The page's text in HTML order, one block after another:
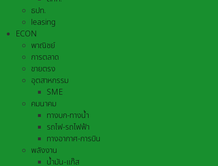
ธปท.
leasing
ECON
พาณิชย์
การตลาด
ขายตรง
อุตสาหกรรม
SME
คมนาคม
ทางบก-ทางน้ำ
รถไฟ-รถไฟฟ้า
ทางอากาศ-การบิน
พลังงาน
น้ำมัน-แก๊ส